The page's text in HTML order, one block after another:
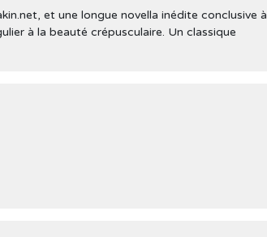
et une longue novella inédite conclusive à
à la beauté crépusculaire. Un classique